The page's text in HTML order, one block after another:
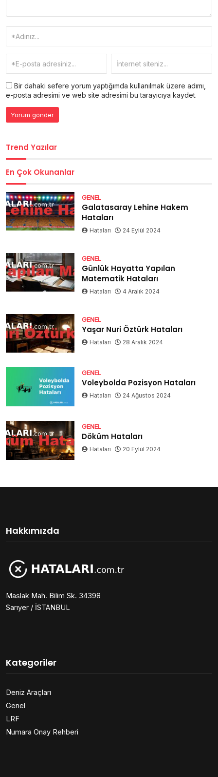
Bir dahaki sefere yorum yaptığımda kullanılmak üzere adımı,
e-posta adresimi ve web site adresimi bu tarayıcıya kaydet.
Trend Yazılar
En Çok Okunanlar
GENEL
Galatasaray Lehine Hakem
Hataları
Hataları 24 Eylül 2024
GENEL
Günlük Hayatta Yapılan
Matematik Hataları
Hataları 4 Aralık 2024
GENEL
Yaşar Nuri Öztürk Hataları
Hataları 28 Aralık 2024
GENEL
Voleybolda Pozisyon Hataları
Hataları 24 Ağustos 2024
GENEL
Döküm Hataları
Hataları 20 Eylül 2024
Hakkımızda
Maslak Mah. Bilim Sk. 34398
Sarıyer / İSTANBUL
Kategoriler
Deniz Araçları
Genel
LRF
Numara Onay Rehberi